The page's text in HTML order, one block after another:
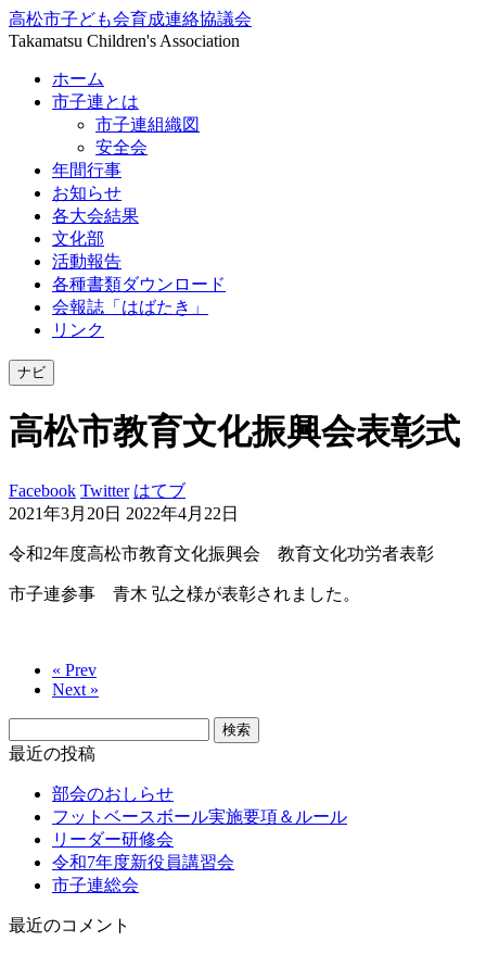
高松市子ども会育成連絡協議会
Takamatsu Children's Association
ホーム
市子連とは
市子連組織図
安全会
年間行事
お知らせ
各大会結果
文化部
活動報告
各種書類ダウンロード
会報誌「はばたき」
リンク
ナビ
高松市教育文化振興会表彰式
Facebook Twitter はてブ
2021年3月20日 2022年4月22日
令和2年度高松市教育文化振興会 教育文化功労者表彰
市子連参事 青木 弘之様が表彰されました。
« Prev
Next »
索:
最近の投稿
部会のおしらせ
フットベースボール実施要項＆ルール
リーダー研修会
令和7年度新役員講習会
市子連総会
最近のコメント